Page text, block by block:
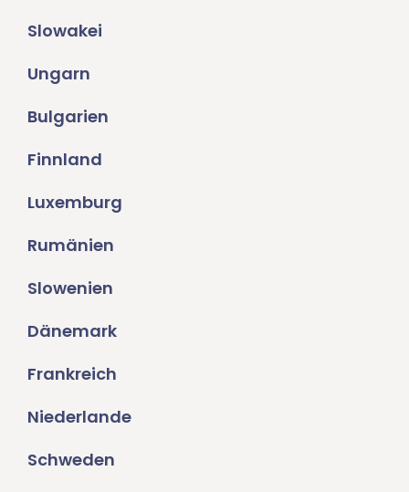
Slowakei
Ungarn
Bulgarien
Finnland
Luxemburg
Rumänien
Slowenien
Dänemark
Frankreich
Niederlande
Schweden